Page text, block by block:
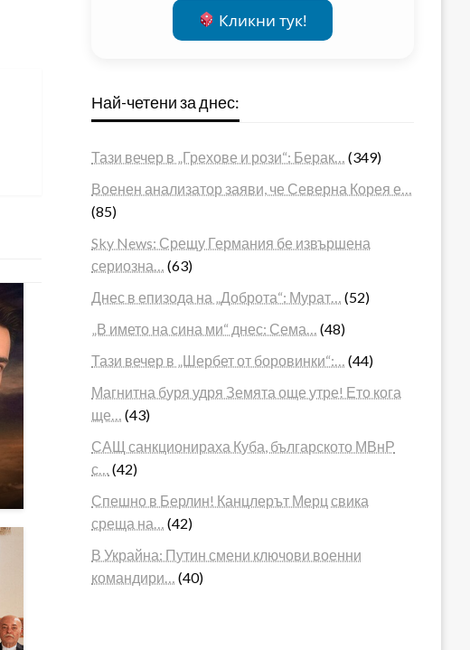
Кликни тук!
Най-четени за днес:
Тази вечер в „Грехове и рози“: Берак…
(349)
Военен анализатор заяви, че Северна Корея е…
(85)
Sky News: Срещу Германия бе извършена
сериозна…
(63)
Днес в епизода на „Доброта“: Мурат…
(52)
„В името на сина ми“ днес: Сема…
(48)
Тази вечер в „Шербет от боровинки“:…
(44)
Магнитна буря удря Земята още утре! Ето кога
ще…
(43)
САЩ санкционираха Куба, българското МВнР
с…
(42)
Спешно в Берлин! Канцлерът Мерц свика
среща на…
(42)
В Украйна: Путин смени ключови военни
командири…
(40)